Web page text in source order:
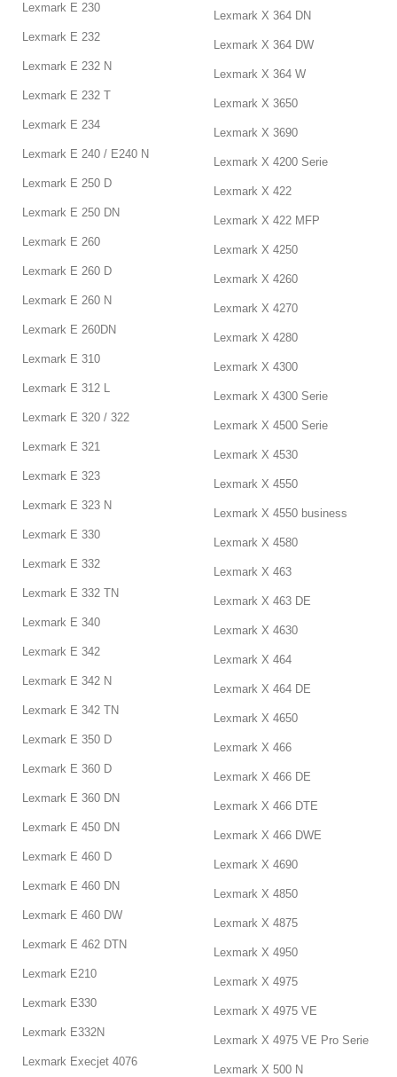
Lexmark E 230
Lexmark E 232
Lexmark E 232 N
Lexmark E 232 T
Lexmark E 234
Lexmark E 240 / E240 N
Lexmark E 250 D
Lexmark E 250 DN
Lexmark E 260
Lexmark E 260 D
Lexmark E 260 N
Lexmark E 260DN
Lexmark E 310
Lexmark E 312 L
Lexmark E 320 / 322
Lexmark E 321
Lexmark E 323
Lexmark E 323 N
Lexmark E 330
Lexmark E 332
Lexmark E 332 TN
Lexmark E 340
Lexmark E 342
Lexmark E 342 N
Lexmark E 342 TN
Lexmark E 350 D
Lexmark E 360 D
Lexmark E 360 DN
Lexmark E 450 DN
Lexmark E 460 D
Lexmark E 460 DN
Lexmark E 460 DW
Lexmark E 462 DTN
Lexmark E210
Lexmark E330
Lexmark E332N
Lexmark Execjet 4076
Lexmark X 364 DN
Lexmark X 364 DW
Lexmark X 364 W
Lexmark X 3650
Lexmark X 3690
Lexmark X 4200 Serie
Lexmark X 422
Lexmark X 422 MFP
Lexmark X 4250
Lexmark X 4260
Lexmark X 4270
Lexmark X 4280
Lexmark X 4300
Lexmark X 4300 Serie
Lexmark X 4500 Serie
Lexmark X 4530
Lexmark X 4550
Lexmark X 4550 business
Lexmark X 4580
Lexmark X 463
Lexmark X 463 DE
Lexmark X 4630
Lexmark X 464
Lexmark X 464 DE
Lexmark X 4650
Lexmark X 466
Lexmark X 466 DE
Lexmark X 466 DTE
Lexmark X 466 DWE
Lexmark X 4690
Lexmark X 4850
Lexmark X 4875
Lexmark X 4950
Lexmark X 4975
Lexmark X 4975 VE
Lexmark X 4975 VE Pro Serie
Lexmark X 500 N